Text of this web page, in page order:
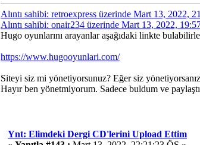
Alıntı sahibi: retroexpress üzerinde Mart 13, 2022,
Alıntı sahibi: onair234 üzerinde Mart 13, 2022,
Hugo oyunlarını arayanlar aşağıdaki linkte
https://www.hugooyunlari.com/
Siteyi siz mi yönetiyorsunuz? Eğer siz
Hayır ben yönetmiyorum. Sadece buldum ve
Ynt: Elimdeki Dergi CD'lerini Upload Ettim